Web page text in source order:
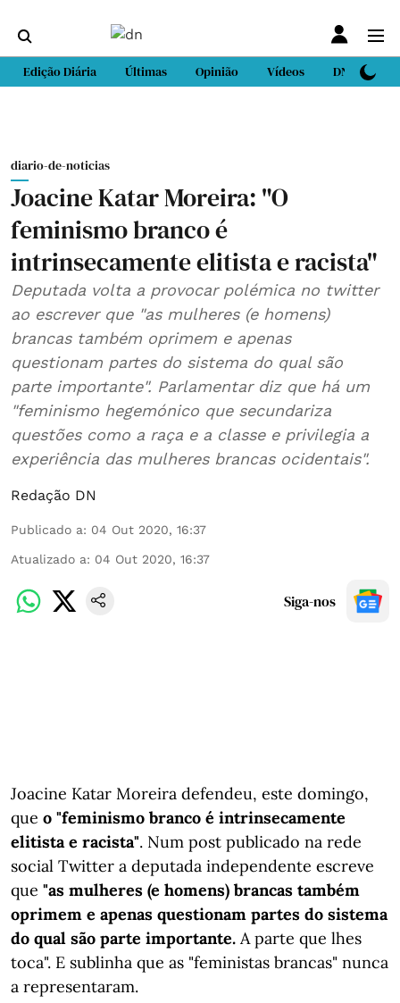
Edição Diária Últimas Opinião Vídeos DN Sport
diario-de-noticias
Joacine Katar Moreira: "O
feminismo branco é
intrinsecamente elitista e racista"
Deputada volta a provocar polémica no twitter
ao escrever que "as mulheres (e homens)
brancas também oprimem e apenas
questionam partes do sistema do qual são
parte importante". Parlamentar diz que há um
"feminismo hegemónico que secundariza
questões como a raça e a classe e privilegia a
experiência das mulheres brancas ocidentais".
Redação DN
Publicado a: 04 Out 2020, 16:37
Atualizado a: 04 Out 2020, 16:37
Siga-nos
Joacine Katar Moreira defendeu, este domingo,
que o "feminismo branco é intrinsecamente
elitista e racista". Num post publicado na rede
social Twitter a deputada independente escreve
que "as mulheres (e homens) brancas também
oprimem e apenas questionam partes do sistema
do qual são parte importante. A parte que lhes
toca". E sublinha que as "feministas brancas" nunca
a representaram.